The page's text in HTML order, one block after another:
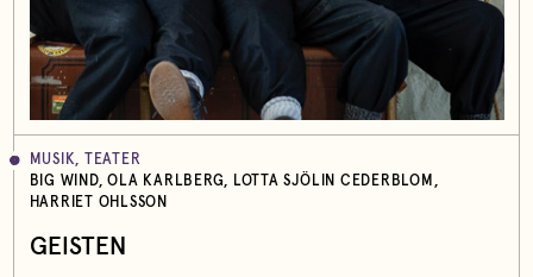
MUSIK, TEATER
BIG WIND, OLA KARLBERG, LOTTA SJÖLIN CEDERBLOM,
HARRIET OHLSSON
GEISTEN